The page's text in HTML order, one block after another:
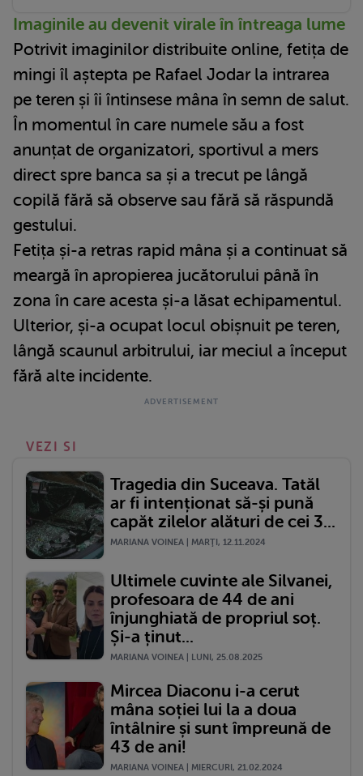
Imaginile au devenit virale în întreaga lume
Potrivit imaginilor distribuite online, fetița de
mingi îl aștepta pe Rafael Jodar la intrarea
pe teren și îi întinsese mâna în semn de salut.
În momentul în care numele său a fost
anunțat de organizatori, sportivul a mers
direct spre banca sa și a trecut pe lângă
copilă fără să observe sau fără să răspundă
gestului.
Fetița și-a retras rapid mâna și a continuat să
meargă în apropierea jucătorului până în
zona în care acesta și-a lăsat echipamentul.
Ulterior, și-a ocupat locul obișnuit pe teren,
lângă scaunul arbitrului, iar meciul a început
fără alte incidente.
VEZI SI
Tragedia din Suceava. Tatăl
ar fi intenționat să-și pună
capăt zilelor alături de cei 3...
MARIANA VOINEA | MARŢI, 12.11.2024
Ultimele cuvinte ale Silvanei,
profesoara de 44 de ani
înjunghiată de propriul soț.
Și-a ținut...
MARIANA VOINEA | LUNI, 25.08.2025
Mircea Diaconu i-a cerut
mâna soției lui la a doua
întâlnire și sunt împreună de
43 de ani!
MARIANA VOINEA | MIERCURI, 21.02.2024